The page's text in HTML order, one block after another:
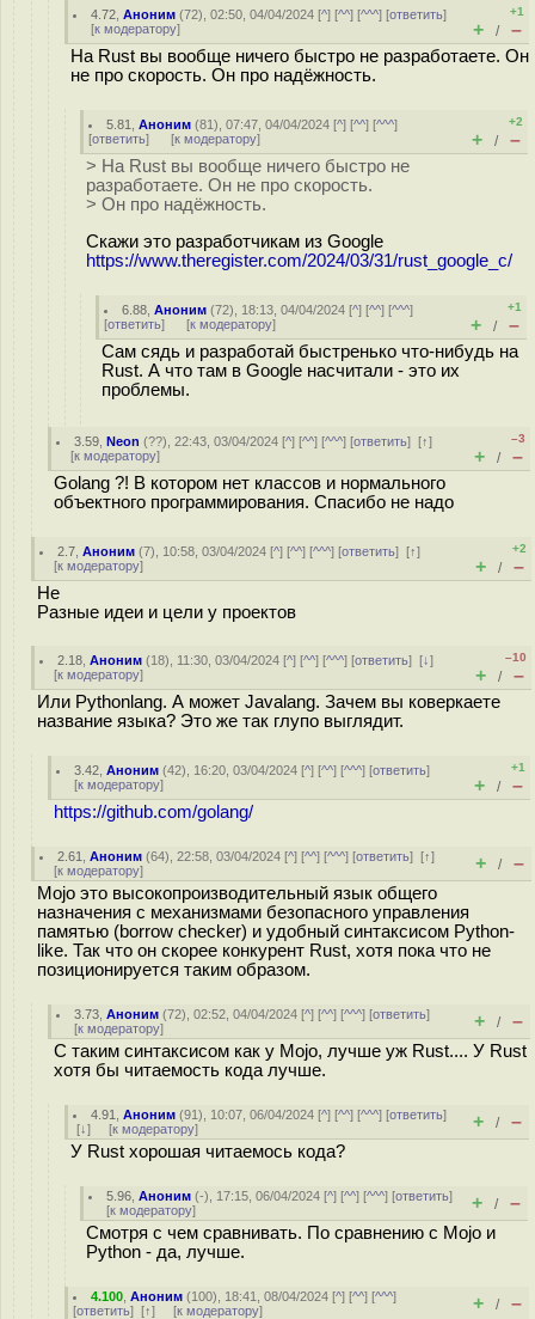
4.72 ,Аноним (72), 02:50, 04/04/2024 [^] [^^] [^^^] [ответить]
[к модератору]
+1
+ / –
На Rust вы вообще ничего быстро не разработаете. Он
не про скорость. Он про надёжность.
5.81 ,Аноним (81), 07:47, 04/04/2024 [^] [^^] [^^^]
[ответить] [к модератору]
+2
+ / –
> На Rust вы вообще ничего быстро не
разработаете. Он не про скорость.
> Он про надёжность.
Скажи это разработчикам из Google
https://www.theregister.com/2024/03/31/rust_google_c/
6.88 ,Аноним (72), 18:13, 04/04/2024 [^] [^^] [^^^]
[ответить] [к модератору]
+1
+ / –
Сам сядь и разработай быстренько что-нибудь на
Rust. А что там в Google насчитали - это их
проблемы.
3.59 ,Neon (??), 22:43, 03/04/2024 [^] [^^] [^^^] [ответить][↑]
[к модератору]
–3
+ / –
Golang ?! В котором нет классов и нормального
объектного программирования. Спасибо не надо
2.7 ,Аноним (7), 10:58, 03/04/2024 [^] [^^] [^^^] [ответить][↑]
[к модератору]
+2
+ / –
Не
Разные идеи и цели у проектов
2.18 ,Аноним (18), 11:30, 03/04/2024 [^] [^^] [^^^] [ответить][↓]
[к модератору]
–10
+ / –
Или Pythonlang. А может Javalang. Зачем вы коверкаете
название языка? Это же так глупо выглядит.
3.42 ,Аноним (42), 16:20, 03/04/2024 [^] [^^] [^^^] [ответить]
[к модератору]
+1
+ / –
https://github.com/golang/
2.61 ,Аноним (64), 22:58, 03/04/2024 [^] [^^] [^^^] [ответить][↑]
[к модератору] + / –
Mojo это высокопроизводительный язык общего
назначения с механизмами безопасного управления
памятью (borrow checker) и удобный синтаксисом Python-
like. Так что он скорее конкурент Rust, хотя пока что не
позиционируется таким образом.
3.73 ,Аноним (72), 02:52, 04/04/2024 [^] [^^] [^^^] [ответить]
[к модератору] + / –
С таким синтаксисом как у Mojo, лучше уж Rust.... У Rust
хотя бы читаемость кода лучше.
4.91 ,Аноним (91), 10:07, 06/04/2024 [^] [^^] [^^^] [ответить]
[↓] [к модератору] + / –
У Rust хорошая читаемось кода?
5.96 ,Аноним (-), 17:15, 06/04/2024 [^] [^^] [^^^] [ответить]
[к модератору] + / –
Смотря с чем сравнивать. По сравнению с Mojo и
Python - да, лучше.
4.100 ,Аноним (100), 18:41, 08/04/2024 [^] [^^] [^^^]
[ответить] [↑] [к модератору] + / –